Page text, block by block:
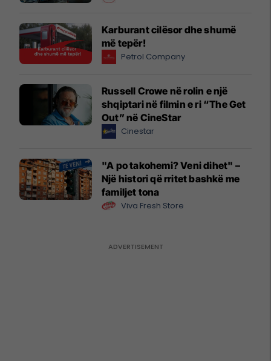
Karburant cilësor dhe shumë
më tepër!
Petrol Company
Russell Crowe në rolin e një
shqiptari në filmin e ri “The Get
Out” në CineStar
Cinestar
"A po takohemi? Veni dihet" –
Një histori që rritet bashkë me
familjet tona
Viva Fresh Store